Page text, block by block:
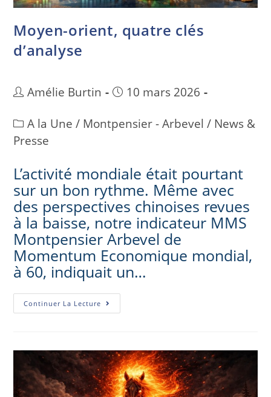
Moyen-orient, quatre clés
d’analyse
Amélie Burtin
10 mars 2026
A la Une / Montpensier - Arbevel / News &
Presse
L’activité mondiale était pourtant
sur un bon rythme. Même avec
des perspectives chinoises revues
à la baisse, notre indicateur MMS
Montpensier Arbevel de
Momentum Economique mondial,
à 60, indiquait un…
Continuer La Lecture